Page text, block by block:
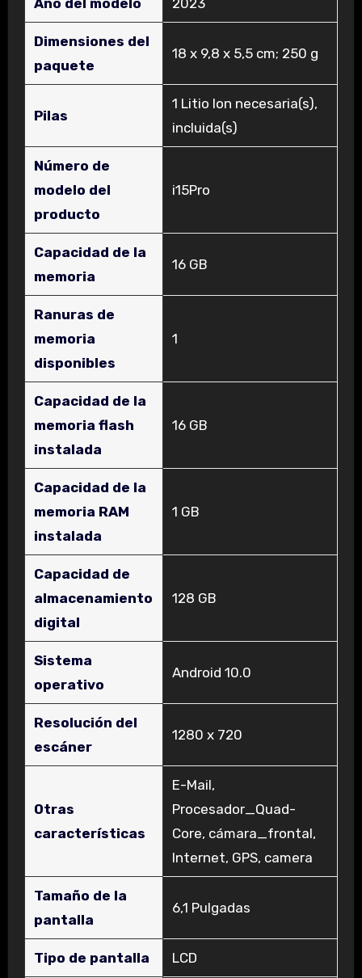
Año del modelo ‎2023
Dimensiones del
paquete
‎18 x 9,8 x 5,5 cm; 250 g
Pilas
‎1 Litio Ion necesaria(s),
incluida(s)
Número de
modelo del
producto
‎i15Pro
Capacidad de la
memoria
‎16 GB
Ranuras de
memoria
disponibles
‎1
Capacidad de la
memoria flash
instalada
‎16 GB
Capacidad de la
memoria RAM
instalada
‎1 GB
Capacidad de
almacenamiento
digital
‎128 GB
Sistema
operativo
‎Android 10.0
Resolución del
escáner
‎1280 x 720
Otras
características
‎E-Mail,
Procesador_Quad-
Core, cámara_frontal,
Internet, GPS, camera
Tamaño de la
pantalla
‎6,1 Pulgadas
Tipo de pantalla ‎LCD